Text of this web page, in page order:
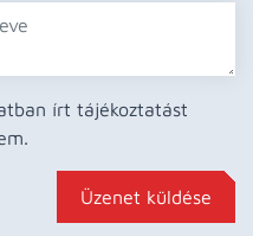
írt tájékoztatást
Üzenet küldése